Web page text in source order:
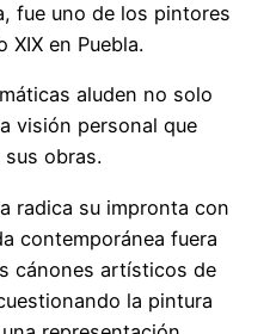
fue uno de los pintores
XIX en Puebla.
aluden no solo
visión personal que
obras.
radica su impronta con
contemporánea fuera
cánones artísticos de
la pintura